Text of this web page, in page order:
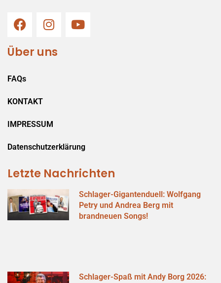
Über uns
FAQs
KONTAKT
IMPRESSUM
Datenschutzerklärung
Letzte Nachrichten
Schlager-Gigantenduell: Wolfgang
Petry und Andrea Berg mit
brandneuen Songs!
Schlager-Spaß mit Andy Borg 2026: